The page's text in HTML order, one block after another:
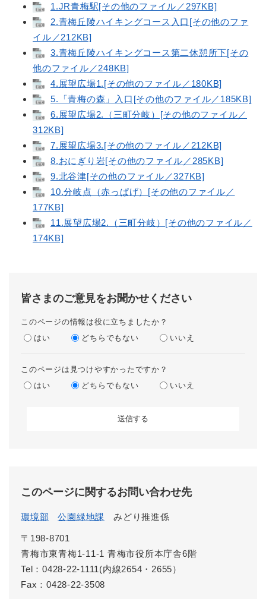
1.JR青梅駅[その他のファイル／297KB]
2.青梅丘陵ハイキングコース入口[その他のファ
イル／212KB]
3.青梅丘陵ハイキングコース第二休憩所下[その
他のファイル／248KB]
4.展望広場1.[その他のファイル／180KB]
5.「青梅の森」入口[その他のファイル／185KB]
6.展望広場2.（三町分岐）[その他のファイル／
312KB]
7.展望広場3.[その他のファイル／212KB]
8.おにぎり岩[その他のファイル／285KB]
9.北谷津[その他のファイル／327KB]
10.分岐点（赤っぱげ）[その他のファイル／
177KB]
11.展望広場2.（三町分岐）[その他のファイル／
174KB]
皆さまのご意見をお聞かせください
このページの情報は役に立ちましたか？
はい
どちらでもない いいえ
このページは見つけやすかったですか？
はい
どちらでもない いいえ
このページに関するお問い合わせ先
環境部 公園緑地課 みどり推進係
〒198-8701
青梅市東青梅1-11-1 青梅市役所本庁舎6階
Tel：0428-22-1111(内線2654・2655）
Fax：0428-22-3508